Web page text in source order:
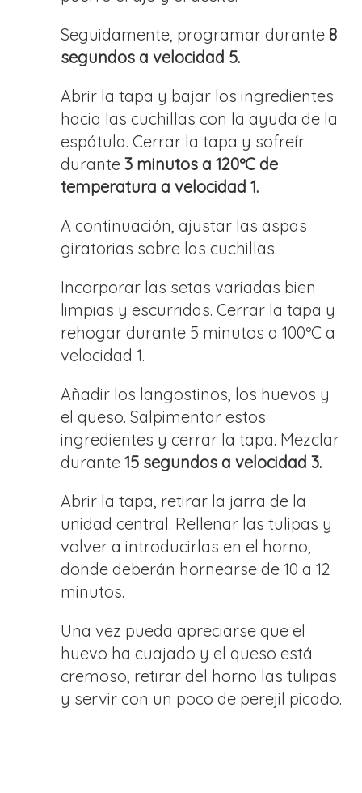
Seguidamente, programar durante 8
segundos a velocidad 5.
Abrir la tapa y bajar los ingredientes
hacia las cuchillas con la ayuda de la
espátula. Cerrar la tapa y sofreír
durante 3 minutos a 120ºC de
temperatura a velocidad 1.
A continuación, ajustar las aspas
giratorias sobre las cuchillas.
Incorporar las setas variadas bien
limpias y escurridas. Cerrar la tapa y
rehogar durante 5 minutos a 100ºC a
velocidad 1.
Añadir los langostinos, los huevos y
el queso. Salpimentar estos
ingredientes y cerrar la tapa. Mezclar
durante 15 segundos a velocidad 3.
Abrir la tapa, retirar la jarra de la
unidad central. Rellenar las tulipas y
volver a introducirlas en el horno,
donde deberán hornearse de 10 a 12
minutos.
Una vez pueda apreciarse que el
huevo ha cuajado y el queso está
cremoso, retirar del horno las tulipas
y servir con un poco de perejil picado.